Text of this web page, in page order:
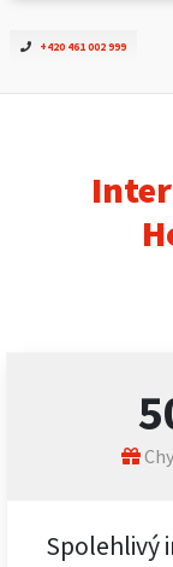
+420 461 002 999
Ověřit
Spolehlivý